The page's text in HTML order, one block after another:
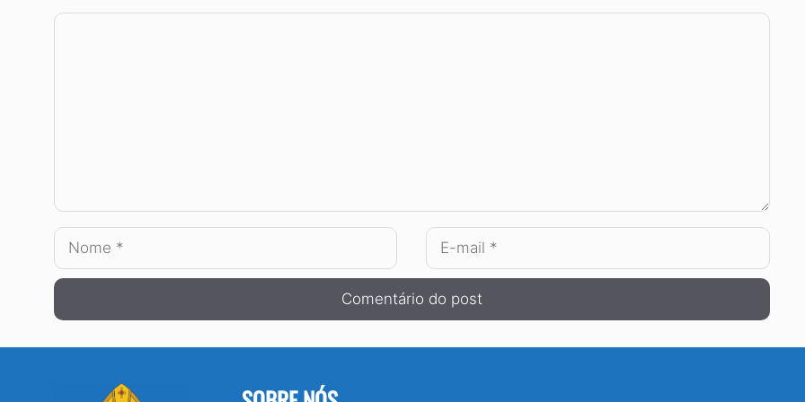
Comentário
Nome
E-
mail